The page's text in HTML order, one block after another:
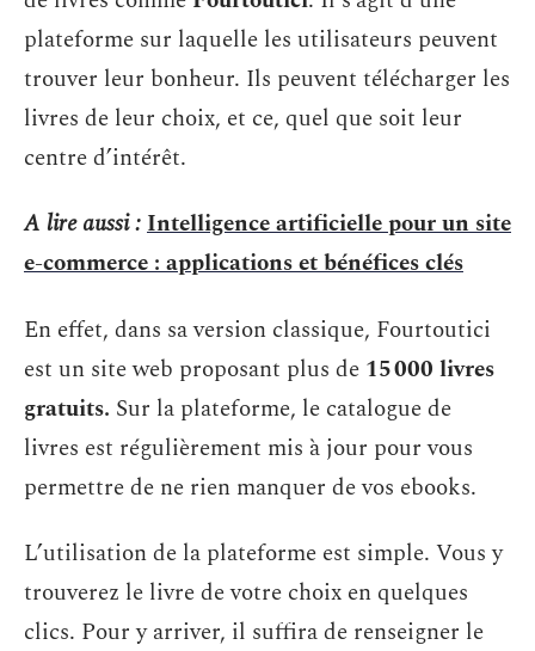
plateforme sur laquelle les utilisateurs peuvent
trouver leur bonheur. Ils peuvent télécharger les
livres de leur choix, et ce, quel que soit leur
centre d’intérêt.
A lire aussi :Intelligence artificielle pour un site
e-commerce : applications et bénéfices clés
En effet, dans sa version classique, Fourtoutici
est un site web proposant plus de 15 000 livres
gratuits. Sur la plateforme, le catalogue de
livres est régulièrement mis à jour pour vous
permettre de ne rien manquer de vos ebooks.
L’utilisation de la plateforme est simple. Vous y
trouverez le livre de votre choix en quelques
clics. Pour y arriver, il suffira de renseigner le